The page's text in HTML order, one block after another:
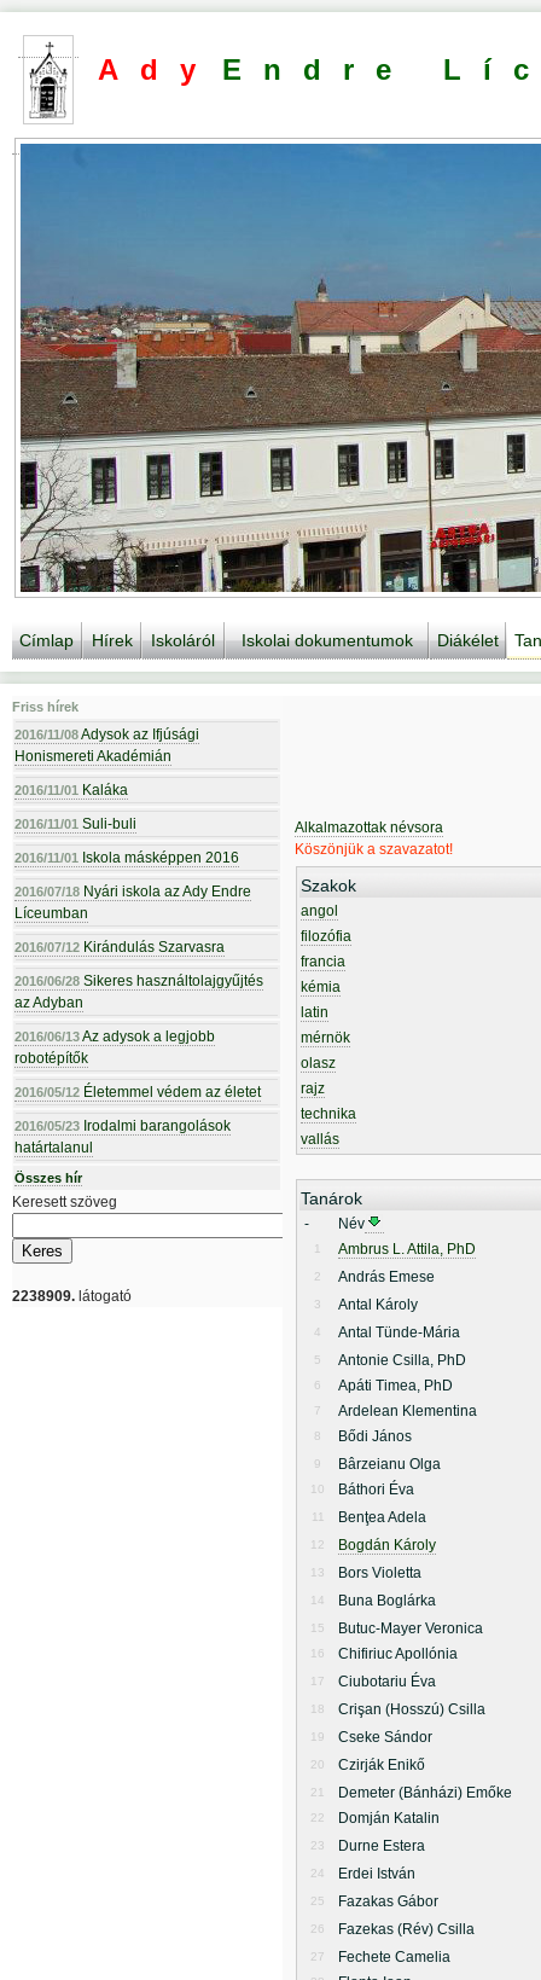
Ady Endre
Címlap Hírek Iskoláról Iskolai dokumentumok Diákélet
Friss hírek
2016/11/08Adysok az Ifjúsági
Honismereti Akadémián
2016/11/01 Kaláka
2016/11/01 Suli-buli
2016/11/01 Iskola másképpen 2016
2016/07/18 Nyári iskola az Ady Endre
Líceumban
2016/07/12 Kirándulás Szarvasra
2016/06/28 Sikeres használtolajgyűjtés
az Adyban
2016/06/13Az adysok a legjobb
robotépítők
2016/05/12 Életemmel védem az életet
2016/05/23 Irodalmi barangolások
határtalanul
Összes hír
Keresett szöveg
2238909. látogató
Alkalmazottak névsora
Köszönjük a szavazatot!
Szakok
angol
filozófia
francia
kémia
latin
mérnök
olasz
rajz
technika
vallás
Tanárok
- Név
1 Ambrus L. Attila, PhD
2 András Emese
3 Antal Károly
4 Antal Tünde-Mária
5 Antonie Csilla, PhD
6 Apáti Timea, PhD
7 Ardelean Klementina
8 Bődi János
9 Bârzeianu Olga
10 Báthori Éva
11 Benţea Adela
12 Bogdán Károly
13 Bors Violetta
14 Buna Boglárka
15 Butuc-Mayer Veronica
16 Chifiriuc Apollónia
17 Ciubotariu Éva
18 Crişan (Hosszú) Csilla
19 Cseke Sándor
20 Czirják Enikő
21 Demeter (Bánházi) Emőke
22 Domján Katalin
23 Durne Estera
24 Erdei István
25 Fazakas Gábor
26 Fazekas (Rév) Csilla
27 Fechete Camelia